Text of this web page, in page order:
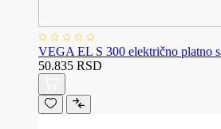
VEGA EL S 300 električno platno
50.835 RSD